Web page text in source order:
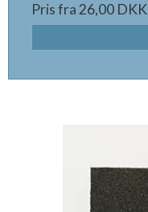
Pris fra26,00 DKK